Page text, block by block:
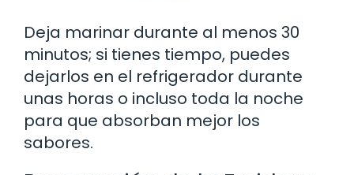
Deja marinar durante al menos 30
minutos; si tienes tiempo, puedes
dejarlos en el refrigerador durante
unas horas o incluso toda la noche
para que absorban mejor los
sabores.